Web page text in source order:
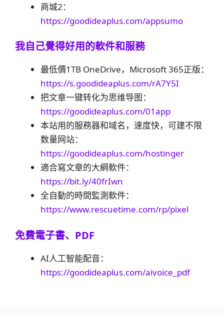
商城2：
https://goodideaplus.com/appsumo
我自己覺得好用的軟件和服務
最低價1TB OneDrive，Microsoft 365正版：
https://s.goodideaplus.com/rA7Y5I
把文章一键转化为思维导图：
https://goodideaplus.com/01app
本站用的服務器和域名，速度快，可建不限
数量网站：
https://goodideaplus.com/hostinger
適合寫文章的大綱軟件：
https://bit.ly/40frIwn
全自動的時間監測軟件：
https://www.rescuetime.com/rp/pixel
免費電子書、PDF
AI人工智能配音：
https://goodideaplus.com/aivoice_pdf